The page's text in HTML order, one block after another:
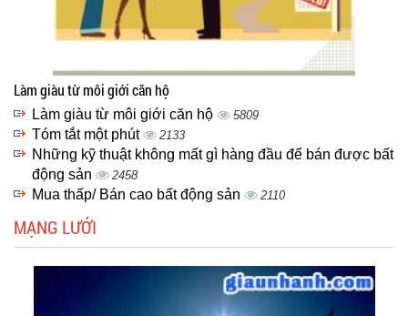
Làm giàu từ môi giới căn hộ
Làm giàu từ môi giới căn hộ 5809
Tóm tắt một phút 2133
Những kỹ thuật không mất gì hàng đầu để bán được bất
động sản
2458
Mua thấp/ Bán cao bất động sản 2110
MẠNG LƯỚI